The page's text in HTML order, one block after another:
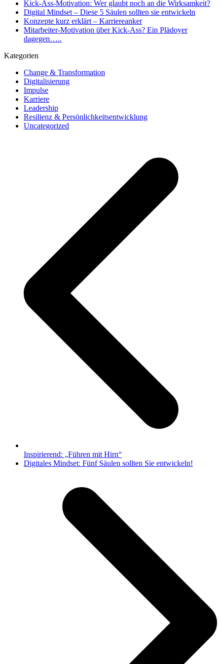
Kick-Ass-Motivation: Wer glaubt noch an die Wirksamkeit?
Digital Mindset – Diese 5 Säulen sollten sie entwickeln
Konzepte kurz erklärt – Karriereanker
Mitarbeiter-Motivation über Kick-Ass? Ein Plädoyer
dagegen…..
Kategorien
Change & Transformation
Digitalisierung
Impulse
Karriere
Leadership
Resilienz & Persönlichkeitsentwicklung
Uncategorized
Inspirierend: „Führen mit Hirn“
Nächster
Digitales Mindset: Fünf Säulen sollten Sie entwickeln!